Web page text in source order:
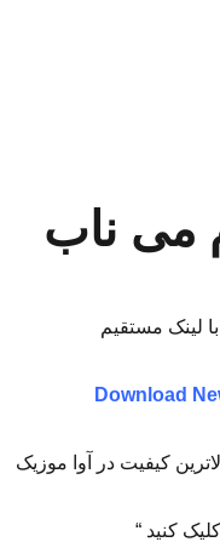
می ناب
با لینک مستقیم
Download
کیفیت در آوا موزیک
کنید “